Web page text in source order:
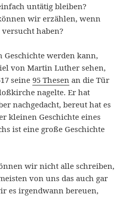
untätig bleiben?
wir erzählen, wenn
haben?
Geschichte werden kann,
von Martin Luther sehen,
seine95 Thesen an die Tür
nagelte. Er hat
nachgedacht, bereut hat es
kleinen Geschichte eines
ist eine große Geschichte
wir nicht alle schreiben,
von uns das auch gar
es irgendwann bereuen,